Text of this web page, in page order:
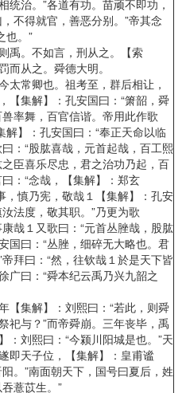
统治。”各道有功。苗顽不即功，
不得就官，善恶分别。”帝其念
也。”
。不如言，刑从之。【索
而从之。舜德大明。
常卿也。祖考至，群后相让，
【集解】：孔安国曰：“箫韶，舜
率舞，百官信谐。帝用此作歌
解】：孔安国曰：“奉正天命以临
：“股肱喜哉，元首起哉，百工熙
臣喜乐尽忠，君之治功乃起，百
：“念哉，【集解】：郑玄
，慎乃宪，敬哉１【集解】：孔安
法度，敬其职。”乃更为歌
哉１又歌曰：“元首丛脞哉，股肱
国曰：“丛脞，细碎无大略也。君
拜曰：“然，往钦哉１於是天下皆
广曰：“舜本纪云禹乃兴九韶之
集解】：刘熙曰：“若此，则舜
祀与？”而帝舜崩。三年丧毕，禹
：刘熙曰：“今颍川阳城是也。”天
即天子位，【集解】：皇甫谧
。”南面朝天下，国号曰夏后，姓
薏苡生。”